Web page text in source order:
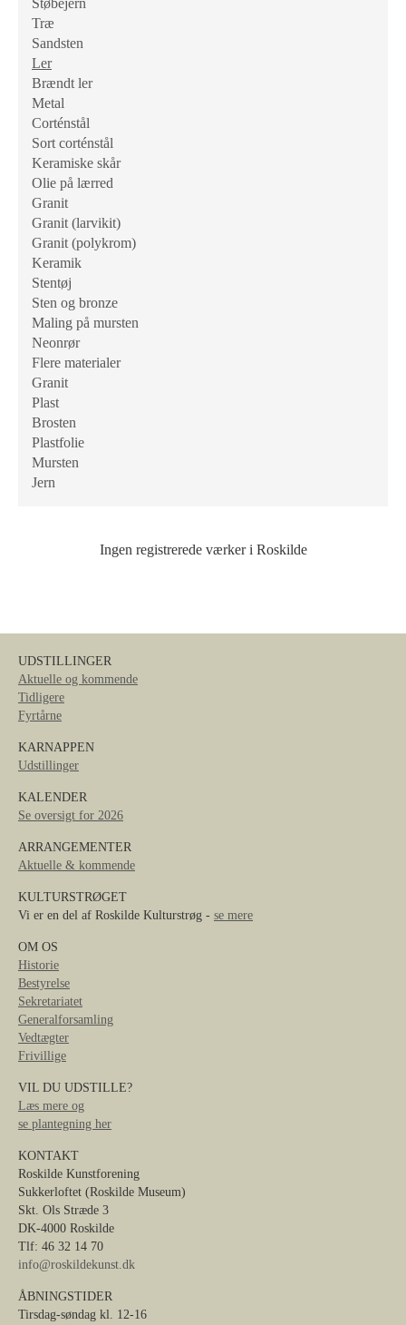
Støbejern
Træ
Sandsten
Ler
Brændt ler
Metal
Corténstål
Sort corténstål
Keramiske skår
Olie på lærred
Granit
Granit (larvikit)
Granit (polykrom)
Keramik
Stentøj
Sten og bronze
Maling på mursten
Neonrør
Flere materialer
Granit
Plast
Brosten
Plastfolie
Mursten
Jern
Ingen registrerede værker i Roskilde
UDSTILLINGER
Aktuelle og kommende
Tidligere
Fyrtårne
KARNAPPEN
Udstillinger
KALENDER
Se oversigt for 2026
ARRANGEMENTER
Aktuelle & kommende
KULTURSTRØGET
Vi er en del af Roskilde Kulturstrøg - se mere
OM OS
Historie
Bestyrelse
Sekretariatet
Generalforsamling
Vedtægter
Frivillige
VIL DU UDSTILLE?
Læs mere og
se plantegning her
KONTAKT
Roskilde Kunstforening
Sukkerloftet (Roskilde Museum)
Skt. Ols Stræde 3
DK-4000 Roskilde
Tlf: 46 32 14 70
info@roskildekunst.dk
ÅBNINGSTIDER
Tirsdag-søndag kl. 12-16